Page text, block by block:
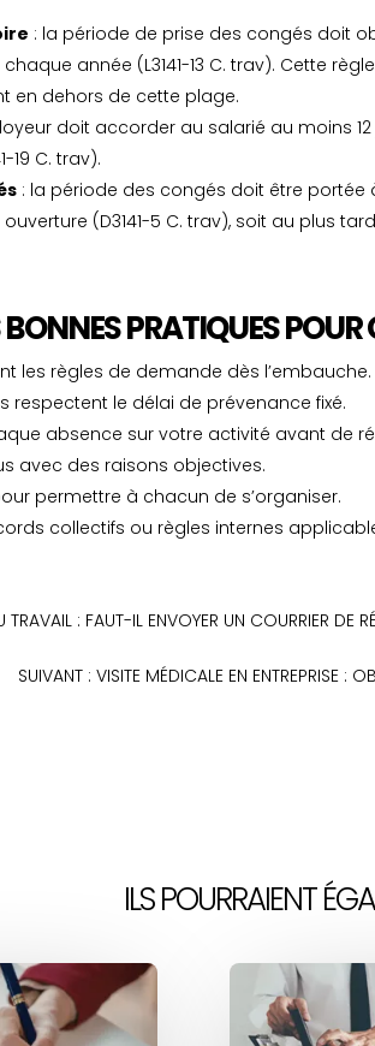
: la période de prise des congés doit
année (L3141-13 C. trav). Cette
en dehors de cette plage.
doit accorder au salarié au moins
19 C. trav).
: la période des congés doit être
(D3141-5 C. trav), soit au plus
PRATIQUES POUR
les règles de demande dès l’embauche.
respectent le délai de prévenance fixé.
absence sur votre activité avant de
avec des raisons objectives.
permettre à chacun de s’organiser.
collectifs ou règles internes
TRAVAIL : FAUT-IL ENVOYER UN COURRIER DE
SUIVANT : VISITE MÉDICALE EN ENTREPRISE :
ILS POURRAIENT